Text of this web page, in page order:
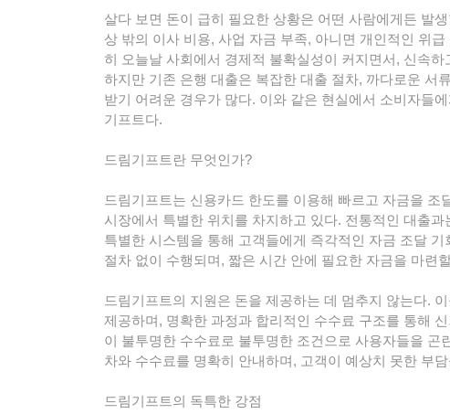
살다 보면 돈이 급히 필요한 상황은 어떤 사람에게든 발
상 밖의 이사 비용, 사업 자금 부족, 아니면 개인적인 위
히 오늘날 사회에서 경제적 불확실성이 커지면서, 신속
하지만 기존 은행 대출은 복잡한 대출 절차, 까다로운 서
받기 어려운 경우가 많다. 이와 같은 현실에서 소비자들
기프트다.
드림기프트란 무엇인가?
드림기프트는 신용카드 한도를 이용해 빠르고 자금을
시장에서 특별한 위치를 차지하고 있다. 전통적인 대출
특별한 시스템을 통해 고객들에게 즉각적인 자금 조달
절차 없이 수행되며, 짧은 시간 안에 필요한 자금을 마련
드림기프트의 지원은 돈을 제공하는 데 멈추지 않는다.
제공하며, 명확한 과정과 합리적인 수수료 구조를 통해
이 불투명한 수수료로 불투명한 조건으로 사용자들을
차와 수수료를 명확히 안내하며, 고객이 예상치 못한 부
드림기프트의 독특한 강점